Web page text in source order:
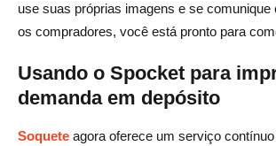
use suas próprias imagens e se comunique
os compradores, você está pronto para
Usando o Spocket para
demanda em depósito
Soquete agora oferece um serviço